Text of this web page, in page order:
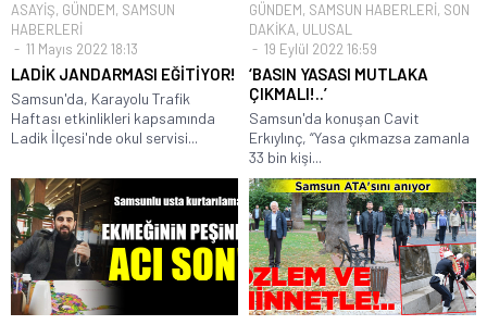
ASAYİŞ, GÜNDEM, SAMSUN
HABERLERİ
11 Mayıs 2022 18:13
LADİK JANDARMASI EĞİTİYOR!
Samsun'da, Karayolu Trafik
Haftası etkinlikleri kapsamında
Ladik İlçesi'nde okul servisi...
GÜNDEM, SAMSUN HABERLERİ, SON
DAKİKA, ULUSAL
19 Eylül 2022 16:59
‘BASIN YASASI MUTLAKA
ÇIKMALI!..’
Samsun'da konuşan Cavit
Erkıylınç, “Yasa çıkmazsa zamanla
33 bin kişi...